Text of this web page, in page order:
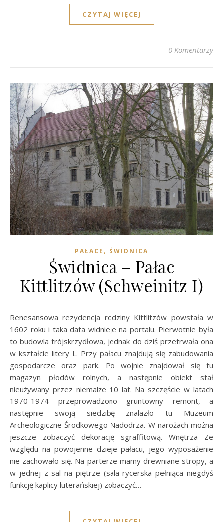
CZYTAJ WIĘCEJ
0 Komentarzy
PAŁACE , ŚWIDNICA
Świdnica – Pałac
Kittlitzów (Schweinitz I)
Renesansowa rezydencja rodziny Kittlitzów powstała w
1602 roku i taka data widnieje na portalu. Pierwotnie była
to budowla trójskrzydłowa, jednak do dziś przetrwała ona
w kształcie litery L. Przy pałacu znajdują się zabudowania
gospodarcze oraz park. Po wojnie znajdował się tu
magazyn płodów rolnych, a następnie obiekt stał
nieużywany przez niemalże 10 lat. Na szczęście w latach
1970-1974 przeprowadzono gruntowny remont, a
następnie swoją siedzibę znalazło tu Muzeum
Archeologiczne Środkowego Nadodrza. W narożach można
jeszcze zobaczyć dekorację sgraffitową. Wnętrza Ze
względu na powojenne dzieje pałacu, jego wyposażenie
nie zachowało się. Na parterze mamy drewniane stropy, a
w jednej z sal na piętrze (sala rycerska pełniąca niegdyś
funkcję kaplicy luterańskiej) zobaczyć…